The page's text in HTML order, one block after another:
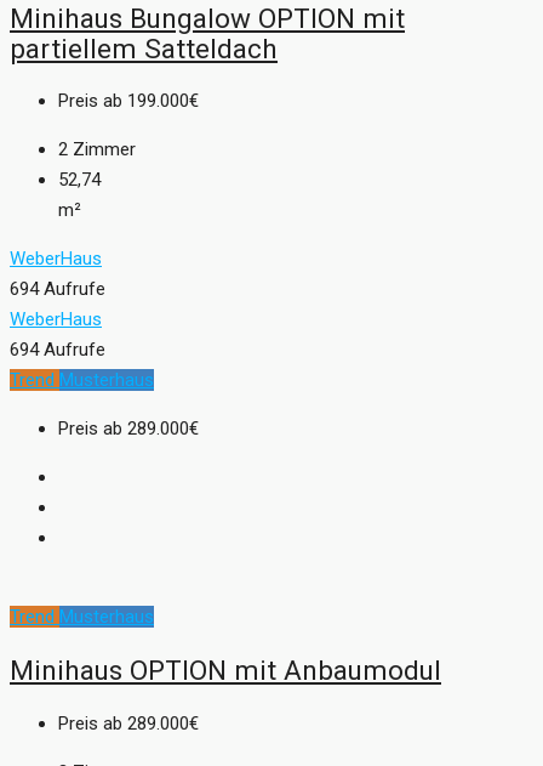
Minihaus Bungalow OPTION mit
partiellem Satteldach
Preis ab 199.000€
2 Zimmer
52,74
m²
WeberHaus
694 Aufrufe
WeberHaus
694 Aufrufe
Trend Musterhaus
Preis ab 289.000€
Trend Musterhaus
Minihaus OPTION mit Anbaumodul
Preis ab 289.000€